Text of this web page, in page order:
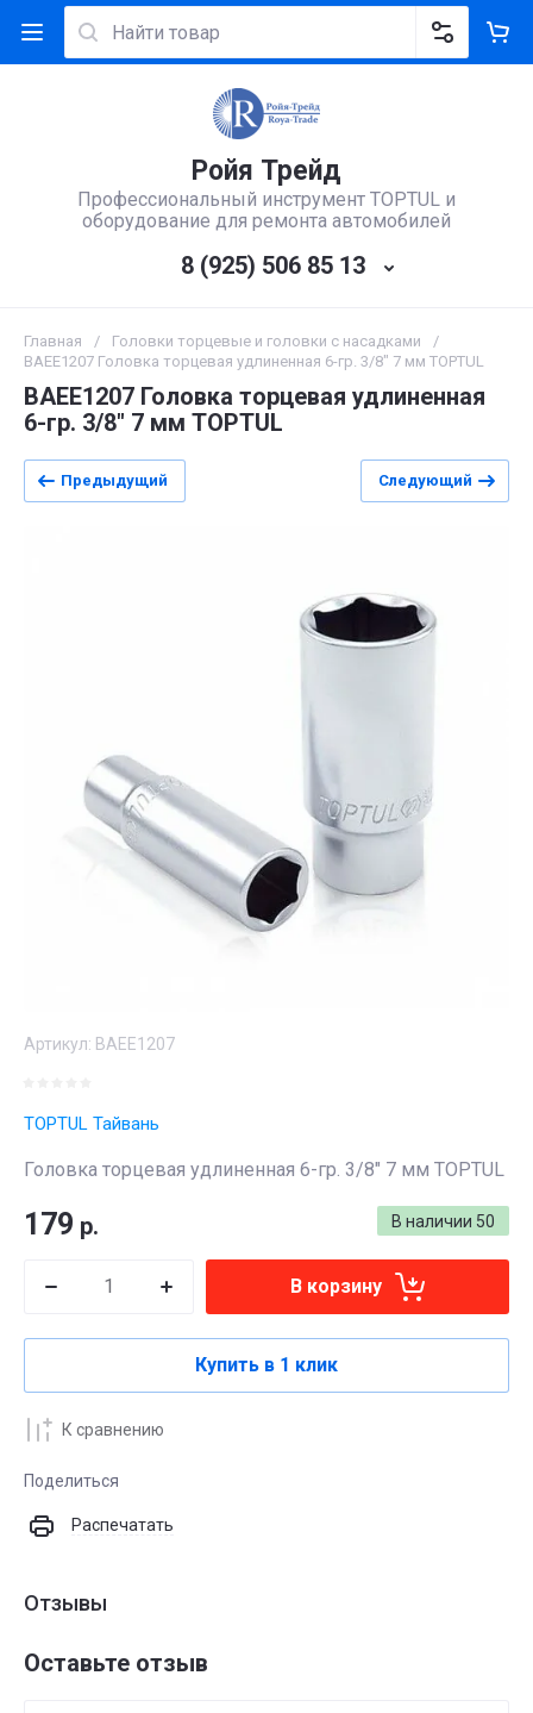
Ройя Трейд
Профессиональный инструмент TOPTUL и
оборудование для ремонта автомобилей
8 (925) 506 85 13
Главная / Головки торцевые и головки с насадками
/
BAEE1207 Головка торцевая удлиненная 6-гр. 3/8" 7 мм TOPTUL
BAEE1207 Головка торцевая удлиненная
6-гр. 3/8" 7 мм TOPTUL
Предыдущий Следующий
Артикул: BAEE1207
TOPTUL Тайвань
Головка торцевая удлиненная 6-гр. 3/8" 7 мм TOPTUL
В наличии 50
179 р.
В корзину
Купить в 1 клик
К сравнению
Поделиться
Распечатать
Отзывы
Оставьте отзыв